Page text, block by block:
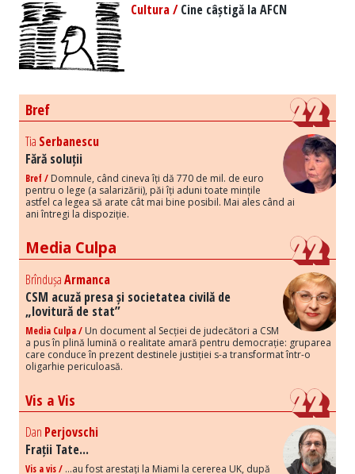
Cultura /Cine câștigă la AFCN
Bref
Tia Serbanescu
Fără soluții
Bref / Domnule, când cineva îți dă 770 de mil. de euro
pentru o lege (a salarizării), păi îți aduni toate mințile
astfel ca legea să arate cât mai bine posibil. Mai ales când ai
ani întregi la dispoziție.
Media Culpa
BrîndușaArmanca
CSM acuză presa și societatea civilă de
„lovitură de stat”
Media Culpa / Un document al Secției de judecători a CSM
a pus în plină lumină o realitate amară pentru democrație: gruparea
care conduce în prezent destinele justiției s-a transformat într-o
oligarhie periculoasă.
Vis a Vis
Dan Perjovschi
Frații Tate...
Vis a vis / ...au fost arestați la Miami la cererea UK, după